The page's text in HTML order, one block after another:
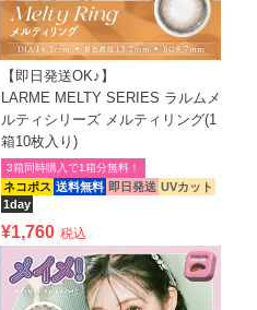
【即日発送OK♪】
LARME MELTY SERIES ラルムメ
ルティシリーズ メルティリング(1
箱10枚入り)
ネコポス 送料無料 即日発送 UVカット
1day
3箱同時購入で1箱分無料！
¥1,760 税込